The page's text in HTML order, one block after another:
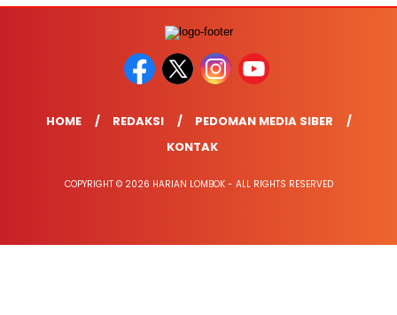
HOME REDAKSI
PEDOMAN MEDIA SIBER
KONTAK
COPYRIGHT © 2026 HARIAN LOMBOK - ALL RIGHTS RESERVED